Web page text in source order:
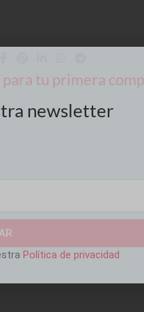
tu primera
newsletter
Política de privacidad